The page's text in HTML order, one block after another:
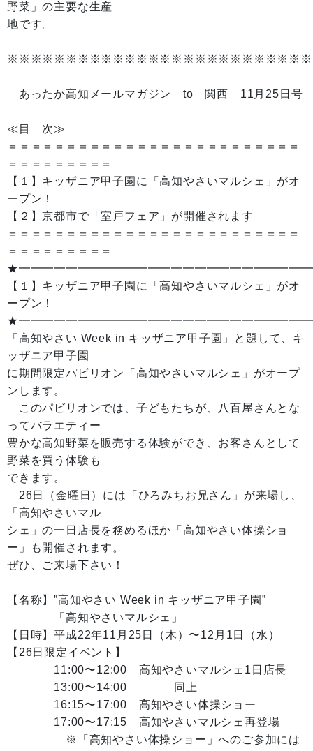
野菜」の主要な生産
地です。
あったか高知メールマガジン to 関西 11月25日号
≪目 次≫
＝＝＝＝＝＝＝＝＝＝＝＝＝＝＝＝＝＝＝＝＝＝＝＝＝
＝＝＝＝＝＝＝＝＝
【１】キッザニア甲子園に「高知やさいマルシェ」がオ
ープン！
【２】京都市で「室戸フェア」が開催されます
＝＝＝＝＝＝＝＝＝＝＝＝＝＝＝＝＝＝＝＝＝＝＝＝＝
＝＝＝＝＝＝＝＝＝
【１】キッザニア甲子園に「高知やさいマルシェ」がオ
ープン！
「高知やさい Week in キッザニア甲子園」と題して、キ
ッザニア甲子園
に期間限定パビリオン「高知やさいマルシェ」がオープ
ンします。
このパビリオンでは、子どもたちが、八百屋さんとな
ってバラエティー
豊かな高知野菜を販売する体験ができ、お客さんとして
野菜を買う体験も
できます。
26日（金曜日）には「ひろみちお兄さん」が来場し、
「高知やさいマル
シェ」の一日店長を務めるほか「高知やさい体操ショ
ー」も開催されます。
ぜひ、ご来場下さい！
【名称】”高知やさい Week in キッザニア甲子園”
「高知やさいマルシェ」
【日時】平成22年11月25日（木）〜12月1日（水）
【26日限定イベント】
11:00〜12:00 高知やさいマルシェ1日店長
13:00〜14:00 同上
16:15〜17:00 高知やさい体操ショー
17:00〜17:15 高知やさいマルシェ再登場
※「高知やさい体操ショー」へのご参加には